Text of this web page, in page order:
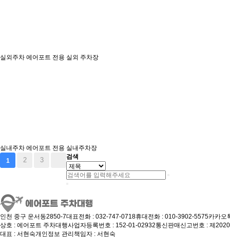
실외주차 에어포트 전용 실외 주차장
실내주차 에어포트 전용 실내주차장
1
2 3 검색
인천 중구 운서동2850-7대표전화 : 032-747-0718휴대전화 : 010-3902-5575카카오
상호 : 에어포트 주차대행사업자등록번호 : 152-01-02932통신판매신고번호 : 제
대표 : 서현숙개인정보 관리책임자 : 서현숙